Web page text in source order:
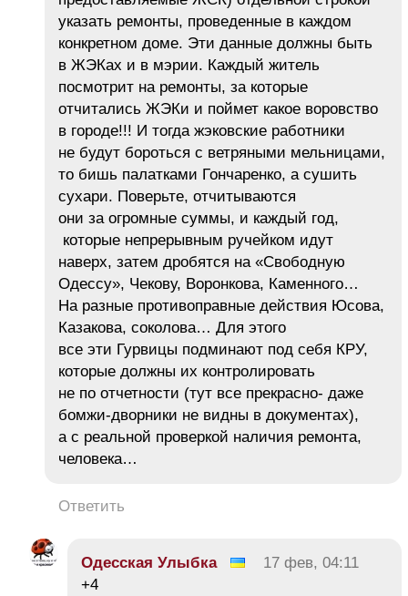
указать ремонты, проведенные в каждом
конкретном доме. Эти данные должны быть
в ЖЭКах и в мэрии. Каждый житель
посмотрит на ремонты, за которые
отчитались ЖЭКи и поймет какое воровство
в городе!!! И тогда жэковские работники
не будут бороться с ветряными мельницами,
то бишь палатками Гончаренко, а сушить
сухари. Поверьте, отчитываются
они за огромные суммы, и каждый год,
которые непрерывным ручейком идут
наверх, затем дробятся на «Свободную
Одессу», Чекову, Воронкова, Каменного…
На разные противоправные действия Юсова,
Казакова, соколова… Для этого
все эти Гурвицы подминают под себя КРУ,
которые должны их контролировать
не по отчетности (тут все прекрасно- даже
бомжи-дворники не видны в документах),
а с реальной проверкой наличия ремонта,
человека…
Ответить
Одесская Улыбка
17 фев, 04:11
+4